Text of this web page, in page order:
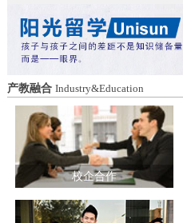
动会为契机
志，将赛
为学习工作
不怠，共
新篇章。 本届开幕式以“逐梦 健康 奋进
感恩”为脉络
同行，雅
舞步轻盈
放自信从容的青
结奋进 歌
传递同心同
赴赛场追梦之旅。 学院
宣布山西
造特色育
过挂职帮
式，培育
和思政工
结对共建
培养、社会
校际合作
助力公办高校
证下，三方
治工作结对共
仅为党建和
制度化的
域、更深
产教融合 Industry&Education
校企合作